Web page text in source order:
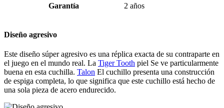
Garantía 2 años
Diseño agresivo
Este diseño súper agresivo es una réplica exacta de su contraparte en
el juego en el mundo real. La Tiger Tooth piel Se ve particularmente
buena en esta cuchilla. Talon El cuchillo presenta una construcción
de espiga completa, lo que significa que este cuchillo está hecho de
una sola pieza de acero endurecido.